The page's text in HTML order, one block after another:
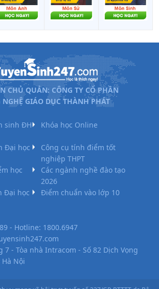
CHỦ QUẢN: CÔNG TY CỔ PHẦN
NGHỆ GIÁO DỤC THÀNH PHÁT
sinh ĐH
Khóa học Online
Đại học
Công cụ tính điểm tốt
nghiệp THPT
học
Các ngành nghề đào tạo
2026
Đại học
Điểm chuẩn vào lớp 10
- Hotline: 1800.6947
7 - Tòa nhà Intracom - Số 82 Dịch Vọng
Hà Nội